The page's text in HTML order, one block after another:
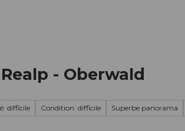
- Oberwald
difficile Condition: difficile Superbe panorama